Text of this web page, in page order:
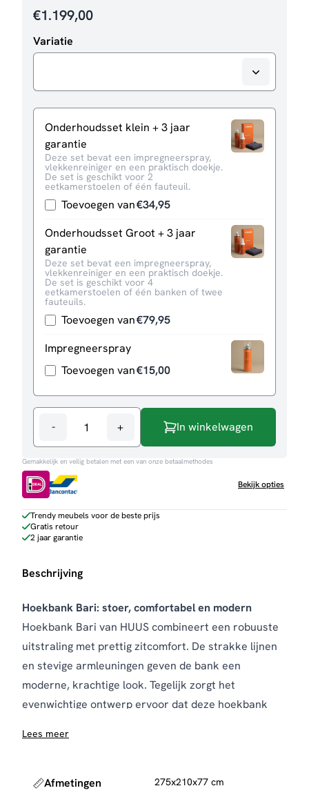
€1.199,00
Variatie
Onderhoudsset klein + 3 jaar
garantie
Deze set bevat een impregneerspray,
vlekkenreiniger en een praktisch doekje.
De set is geschikt voor 2
eetkamerstoelen of één fauteuil.
Toevoegen van€34,95
Onderhoudsset Groot + 3 jaar
garantie
Deze set bevat een impregneerspray,
vlekkenreiniger en een praktisch doekje.
De set is geschikt voor 4
eetkamerstoelen of één banken of twee
fauteuils.
Toevoegen van€79,95
Impregneerspray
Toevoegen van€15,00
-
Hoekbank
Bari
aantal
+ In winkelwagen
Gemakkelijk en veilig betalen met een van onze betaalmethodes
Bekijk opties
Trendy meubels voor de beste prijs
Gratis retour
2 jaar garantie
Beschrijving
Hoekbank Bari: stoer, comfortabel en modern
Hoekbank Bari van HUUS combineert een robuuste
uitstraling met prettig zitcomfort. De strakke lijnen
en stevige armleuningen geven de bank een
moderne, krachtige look. Tegelijk zorgt het
evenwichtige ontwerp ervoor dat deze hoekbank
van industrieel tot modern.
tinten zoals cognac en antraciet. Dit materiaal geeft
Lees meer
Afmetingen 275x210x77 cm